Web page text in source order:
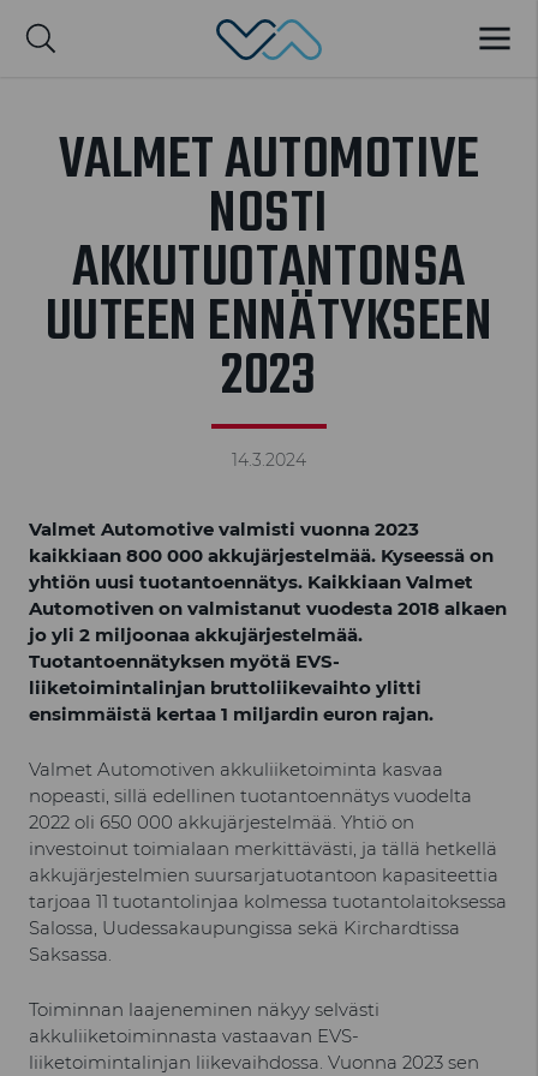
Valmet Automotive
VALMET AUTOMOTIVE
NOSTI
AKKUTUOTANTONSA
UUTEEN ENNÄTYKSEEN
2023
14.3.2024
Valmet Automotive valmisti vuonna 2023
kaikkiaan 800 000 akkujärjestelmää. Kyseessä on
yhtiön uusi tuotantoennätys. Kaikkiaan Valmet
Automotiven on valmistanut vuodesta 2018 alkaen
jo yli 2 miljoonaa akkujärjestelmää.
Tuotantoennätyksen myötä EVS-
liiketoimintalinjan bruttoliikevaihto ylitti
ensimmäistä kertaa 1 miljardin euron rajan.
Valmet Automotiven akkuliiketoiminta kasvaa
nopeasti, sillä edellinen tuotantoennätys vuodelta
2022 oli 650 000 akkujärjestelmää. Yhtiö on
investoinut toimialaan merkittävästi, ja tällä hetkellä
akkujärjestelmien suursarjatuotantoon kapasiteettia
tarjoaa 11 tuotantolinjaa kolmessa tuotantolaitoksessa
Salossa, Uudessakaupungissa sekä Kirchardtissa
Saksassa.
Toiminnan laajeneminen näkyy selvästi
akkuliiketoiminnasta vastaavan EVS-
liiketoimintalinjan liikevaihdossa. Vuonna 2023 sen